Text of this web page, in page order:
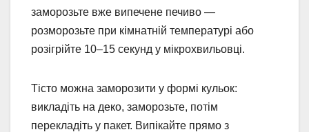
заморозьте вже випечене печиво —
розморозьте при кімнатній температурі або
розігрійте 10–15 секунд у мікрохвильовці.
Тісто можна заморозити у формі кульок:
викладіть на деко, заморозьте, потім
перекладіть у пакет. Випікайте прямо з